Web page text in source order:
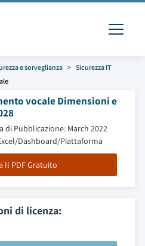
e sorveglianza
Sicurezza IT
vocale Dimensioni e
di Pubblicazione: March 2022
Dashboard/Piattaforma
Il PDF Gratuito
di licenza: